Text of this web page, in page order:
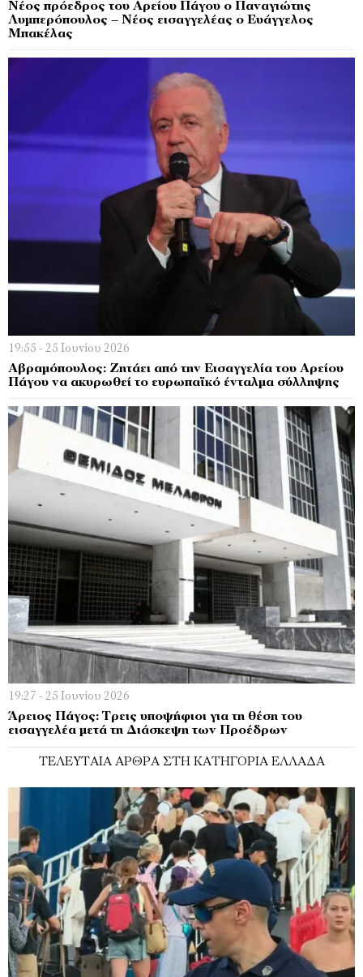
Νέος πρόεδρος του Αρείου Πάγου ο Παναγιώτης
Λυμπερόπουλος – Νέος εισαγγελέας ο Ευάγγελος
Μπακέλας
19:55 - 25 Ιουνίου 2026
Αβραμόπουλος: Ζητάει από την Εισαγγελία του Αρείου
Πάγου να ακυρωθεί το ευρωπαϊκό ένταλμα σύλληψης
19:27 - 25 Ιουνίου 2026
Άρειος Πάγος: Τρεις υποψήφιοι για τη θέση του
εισαγγελέα μετά τη Διάσκεψη των Προέδρων
ΤΕΛΕΥΤΑΊΑ ΆΡΘΡΑ ΣΤΗ ΚΑΤΗΓΟΡΊΑ ΕΛΛΆΔΑ